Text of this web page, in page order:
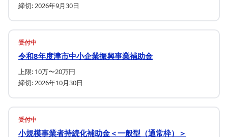
締切: 2026年9月30日
受付中
令和8年度津市中小企業振興事業補助金
上限: 10万〜20万円
締切: 2026年10月30日
受付中
小規模事業者持続化補助金＜一般型（通常枠）＞